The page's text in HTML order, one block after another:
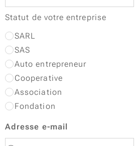
Statut de votre entreprise
SARL
SAS
Auto entrepreneur
Cooperative
Association
Fondation
Adresse e-mail